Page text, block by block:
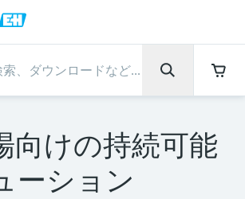
スイッチ
計
ベルスイッ
変換器
& transmitters
器
ジ圧測定
テム製品
＆データロガー
よびコントロー
学式分析
置
ム
サービス
および教育サー
ングサービ
ビスおよび
テナンス
ス最適化サー
ー
ト
のサポート
供
ついて
ーの役割
について
ー ジャパン
ンターの役
ィ
ティ
トーリー
リー概要
レーニング
る
働く
向けの持続可能
ーション